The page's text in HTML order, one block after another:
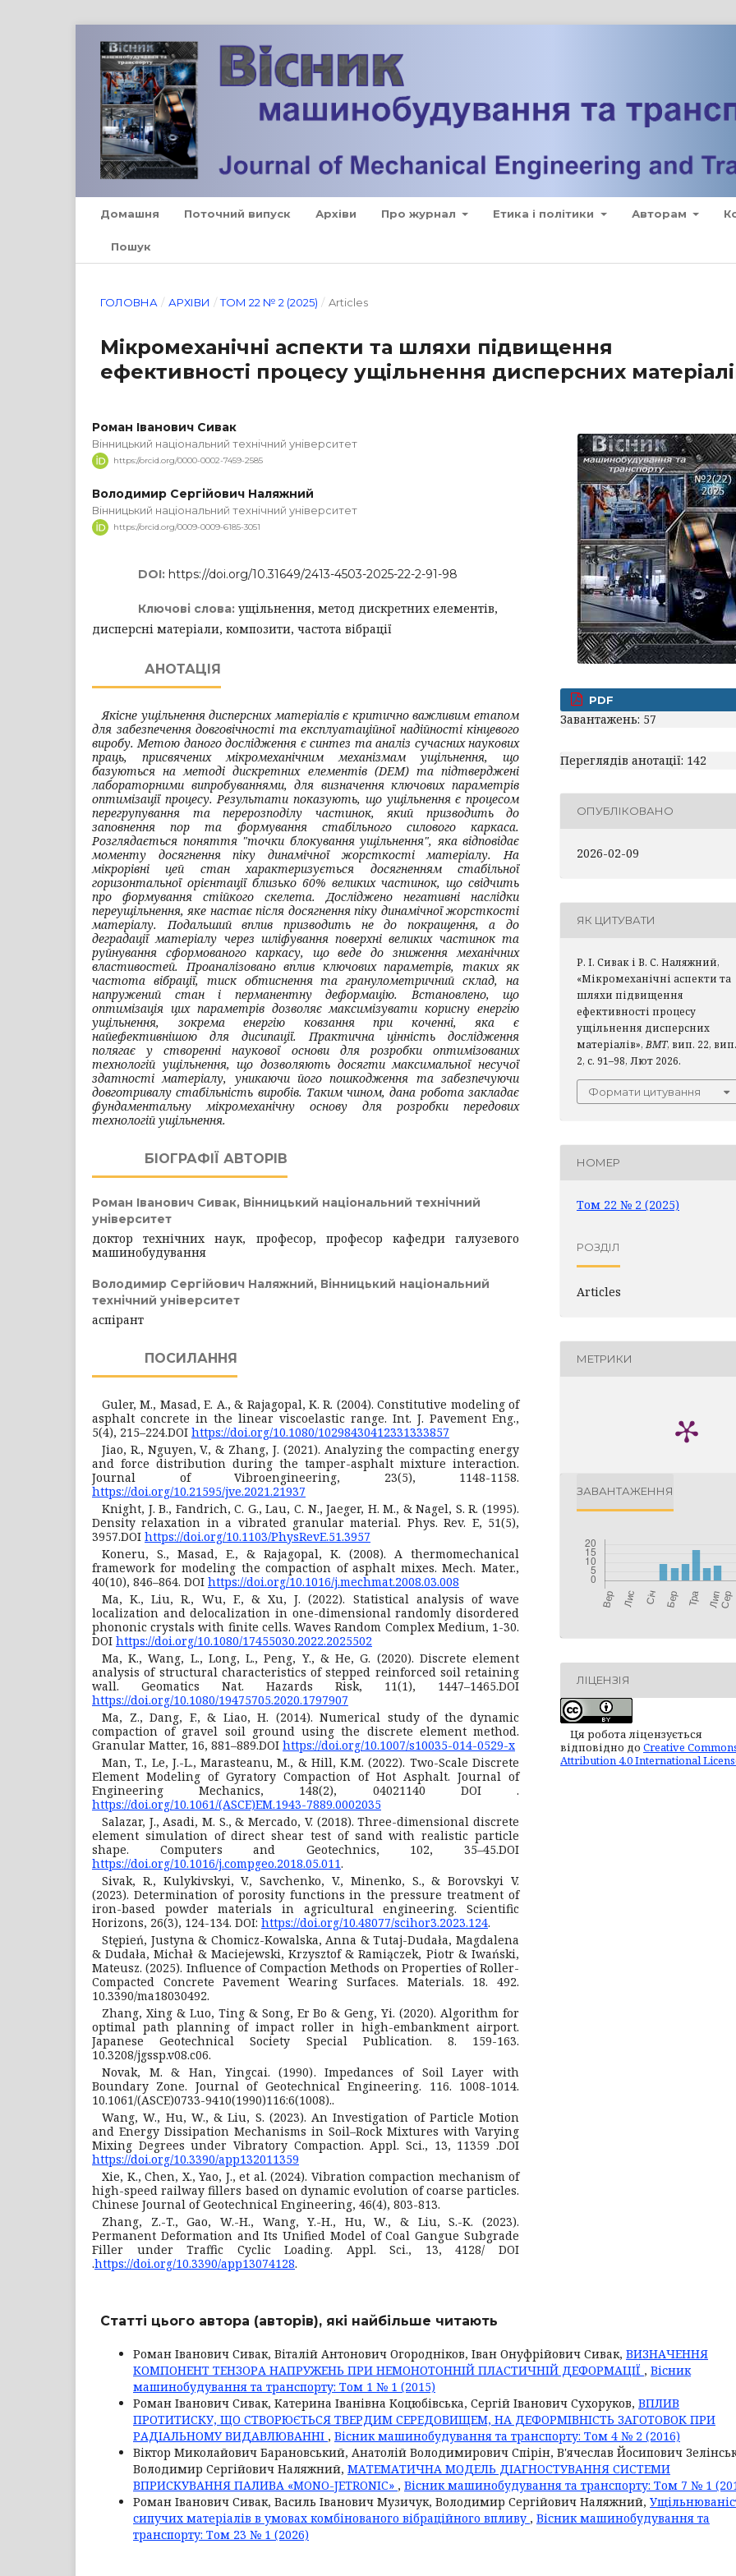
Домашня Поточний випуск Архіви Про журнал Етика і політики Авторам
Пошук
ГОЛОВНА / АРХІВИ / ТОМ 22 № 2 (2025) / Articles
Мікромеханічні аспекти та шляхи підвищення
ефективності процесу ущільнення дисперсних
Роман Іванович Сивак
Вінницький національний технічний університет
https://orcid.org/0000-0002-7459-2585
Володимир Сергійович Наляжний
Вінницький національний технічний університет
https://orcid.org/0009-0009-6185-3051
DOI: https://doi.org/10.31649/2413-4503-2025-22-2-91-98
Ключові слова: ущільнення, метод дискретних елементів,
дисперсні матеріали, композити, частота вібрації
АНОТАЦІЯ
Якісне ущільнення дисперсних матеріалів є критично важливим етапом
для забезпечення довговічності та експлуатаційної надійності кінцевого
виробу. Метою даного дослідження є синтез та аналіз сучасних наукових
праць, присвячених мікромеханічним механізмам ущільнення, що
базуються на методі дискретних елементів (DEM) та підтверджені
лабораторними випробуваннями, для визначення ключових параметрів
оптимізації процесу. Результати показують, що ущільнення є процесом
перегрупування та перерозподілу частинок, який призводить до
заповнення пор та формування стабільного силового каркаса.
Розглядається поняття "точки блокування ущільнення", яка відповідає
моменту досягнення піку динамічної жорсткості матеріалу. На
мікрорівні цей стан характеризується досягненням стабільної
горизонтальної орієнтації близько 60% великих частинок, що свідчить
про формування стійкого скелета. Досліджено негативні наслідки
переущільнення, яке настає після досягнення піку динамічної жорсткості
матеріалу. Подальший вплив призводить не до покращення, а до
деградації матеріалу через шліфування поверхні великих частинок та
руйнування сформованого каркасу, що веде до зниження механічних
властивостей. Проаналізовано вплив ключових параметрів, таких як
частота вібрації, тиск обтиснення та гранулометричний склад, на
напружений стан і перманентну деформацію. Встановлено, що
оптимізація цих параметрів дозволяє максимізувати корисну енергію
ущільнення, зокрема енергію ковзання при коченні, яка є
найефективнішою для дисипації. Практична цінність дослідження
полягає у створенні наукової основи для розробки оптимізованих
технологій ущільнення, що дозволяють досягти максимальної несучої
здатності матеріалу, уникаючи його пошкодження та забезпечуючи
довготривалу стабільність виробів. Таким чином, дана робота закладає
фундаментальну мікромеханічну основу для розробки передових
технологій ущільнення.
БІОГРАФІЇ АВТОРІВ
Роман Іванович Сивак, Вінницький національний технічний
університет
доктор технічних наук, професор, професор кафедри галузевого
машинобудування
Володимир Сергійович Наляжний, Вінницький національний
технічний університет
аспірант
ПОСИЛАННЯ
Guler, M., Masad, E. A., & Rajagopal, K. R. (2004). Constitutive modeling of
asphalt concrete in the linear viscoelastic range. Int. J. Pavement Eng.,
5(4), 215–224.DOI https://doi.org/10.1080/10298430412331333857
Jiao, R., Nguyen, V., & Zhang, J. (2021). Analyzing the compacting energy
and force distribution during the tamper-asphalt mixture interaction.
Journal of Vibroengineering, 23(5), 1148-1158.
https://doi.org/10.21595/jve.2021.21937
Knight, J. B., Fandrich, C. G., Lau, C. N., Jaeger, H. M., & Nagel, S. R. (1995).
Density relaxation in a vibrated granular material. Phys. Rev. E, 51(5),
3957.DOI https://doi.org/10.1103/PhysRevE.51.3957
Koneru, S., Masad, E., & Rajagopal, K. (2008). A thermomechanical
framework for modeling the compaction of asphalt mixes. Mech. Mater.,
40(10), 846–864. DOI https://doi.org/10.1016/j.mechmat.2008.03.008
Ma, K., Liu, R., Wu, F., & Xu, J. (2022). Statistical analysis of wave
localization and delocalization in one-dimensional randomly disordered
phononic crystals with finite cells. Waves Random Complex Medium, 1-30.
DOI https://doi.org/10.1080/17455030.2022.2025502
Ma, K., Wang, L., Long, L., Peng, Y., & He, G. (2020). Discrete element
analysis of structural characteristics of stepped reinforced soil retaining
wall. Geomatics Nat. Hazards Risk, 11(1), 1447–1465.DOI
https://doi.org/10.1080/19475705.2020.1797907
Ma, Z., Dang, F., & Liao, H. (2014). Numerical study of the dynamic
compaction of gravel soil ground using the discrete element method.
Granular Matter, 16, 881–889.DOI https://doi.org/10.1007/s10035-014-0529-x
Man, T., Le, J.-L., Marasteanu, M., & Hill, K.M. (2022). Two-Scale Discrete
Element Modeling of Gyratory Compaction of Hot Asphalt. Journal of
Engineering Mechanics, 148(2), 04021140 DOI .
https://doi.org/10.1061/(ASCE)EM.1943-7889.0002035
Salazar, J., Asadi, M. S., & Mercado, V. (2018). Three-dimensional discrete
element simulation of direct shear test of sand with realistic particle
shape. Computers and Geotechnics, 102, 35–45.DOI
https://doi.org/10.1016/j.compgeo.2018.05.011.
Sivak, R., Kulykivskyi, V., Savchenko, V., Minenko, S., & Borovskyi V.
(2023). Determination of porosity functions in the pressure treatment of
iron-based powder materials in agricultural engineering. Scientific
Horizons, 26(3), 124-134. DOI: https://doi.org/10.48077/scihor3.2023.124.
Stępień, Justyna & Chomicz-Kowalska, Anna & Tutaj-Dudała, Magdalena
& Dudała, Michał & Maciejewski, Krzysztof & Ramiączek, Piotr & Iwański,
Mateusz. (2025). Influence of Compaction Methods on Properties of Roller-
Compacted Concrete Pavement Wearing Surfaces. Materials. 18. 492.
10.3390/ma18030492.
Zhang, Xing & Luo, Ting & Song, Er Bo & Geng, Yi. (2020). Algorithm for
optimal path planning of impact roller in high-embankment airport.
Japanese Geotechnical Society Special Publication. 8. 159-163.
10.3208/jgssp.v08.c06.
Novak, M. & Han, Yingcai. (1990). Impedances of Soil Layer with
Boundary Zone. Journal of Geotechnical Engineering. 116. 1008-1014.
10.1061/(ASCE)0733-9410(1990)116:6(1008)..
Wang, W., Hu, W., & Liu, S. (2023). An Investigation of Particle Motion
and Energy Dissipation Mechanisms in Soil–Rock Mixtures with Varying
Mixing Degrees under Vibratory Compaction. Appl. Sci., 13, 11359 .DOI
https://doi.org/10.3390/app132011359
Xie, K., Chen, X., Yao, J., et al. (2024). Vibration compaction mechanism of
high-speed railway fillers based on dynamic evolution of coarse particles.
Chinese Journal of Geotechnical Engineering, 46(4), 803-813.
Zhang, Z.-T., Gao, W.-H., Wang, Y.-H., Hu, W., & Liu, S.-K. (2023).
Permanent Deformation and Its Unified Model of Coal Gangue Subgrade
Filler under Traffic Cyclic Loading. Appl. Sci., 13, 4128/ DOI
.https://doi.org/10.3390/app13074128.
PDF
Завантажень: 57
Переглядів анотації: 142
ОПУБЛІКОВАНО
2026-02-09
ЯК ЦИТУВАТИ
Р. І. Сивак і В. С. Наляжний,
«Мікромеханічні аспекти та
шляхи підвищення
ефективності процесу
ущільнення дисперсних
матеріалів», ВМТ, вип. 22, вип.
2, с. 91–98, Лют 2026.
Формати цитування
НОМЕР
Том 22 № 2 (2025)
РОЗДІЛ
Articles
МЕТРИКИ
ЗАВАНТАЖЕННЯ
ЛІЦЕНЗІЯ
Ця робота ліцензується
відповідно до Creative
Attribution 4.0 International
Статті цього автора (авторів), які найбільше читають
Роман Іванович Сивак, Віталій Антонович Огородніков, Іван Онуфрійович Сивак, ВИЗНАЧЕННЯ
КОМПОНЕНТ ТЕНЗОРА НАПРУЖЕНЬ ПРИ НЕМОНОТОННІЙ ПЛАСТИЧНІЙ ДЕФОРМАЦІЇ , Вісник
машинобудування та транспорту: Том 1 № 1 (2015)
Роман Іванович Сивак, Катерина Іванівна Коцюбівська, Сергій Іванович Сухоруков, ВПЛИВ
ПРОТИТИСКУ, ЩО СТВОРЮЄТЬСЯ ТВЕРДИМ СЕРЕДОВИЩЕМ, НА ДЕФОРМІВНІСТЬ ЗАГОТОВОК ПРИ
РАДІАЛЬНОМУ ВИДАВЛЮВАННІ , Вісник машинобудування та транспорту: Том 4 № 2 (2016)
Віктор Миколайович Барановський, Анатолій Володимирович Спірін, В'ячеслав Йосипович
Володимир Сергійович Наляжний, МАТЕМАТИЧНА МОДЕЛЬ ДІАГНОСТУВАННЯ СИСТЕМИ
ВПРИСКУВАННЯ ПАЛИВА «MONO-JETRONIC» , Вісник машинобудування та транспорту: Том 7 № 1
Роман Іванович Сивак, Василь Іванович Музичук, Володимир Сергійович Наляжний,
сипучих матеріалів в умовах комбінованого вібраційного впливу , Вісник машинобудування та
транспорту: Том 23 № 1 (2026)